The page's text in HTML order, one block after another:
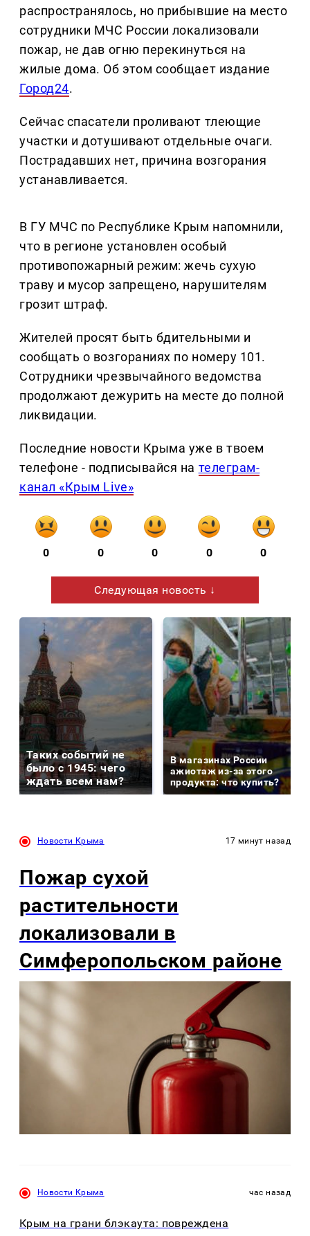
распространялось, но прибывшие на место
сотрудники МЧС России локализовали
пожар, не дав огню перекинуться на
жилые дома. Об этом сообщает издание
Город24.
Сейчас спасатели проливают тлеющие
участки и дотушивают отдельные очаги.
Пострадавших нет, причина возгорания
устанавливается.
В ГУ МЧС по Республике Крым напомнили,
что в регионе установлен особый
противопожарный режим: жечь сухую
траву и мусор запрещено, нарушителям
грозит штраф.
Жителей просят быть бдительными и
сообщать о возгораниях по номеру 101.
Сотрудники чрезвычайного ведомства
продолжают дежурить на месте до полной
ликвидации.
Последние новости Крыма уже в твоем
телефоне - подписывайся на телеграм-
канал «Крым Live»
0 0 0 0 0
Следующая новость ↓
Таких событий не
было с 1945: чего
ждать всем нам?
В магазинах России
ажиотаж из-за этого
продукта: что купить?
Новости Крыма 17 минут назад
Пожар сухой
растительности
локализовали в
Симферопольском районе
Новости Крыма час назад
Крым на грани блэкаута: повреждена